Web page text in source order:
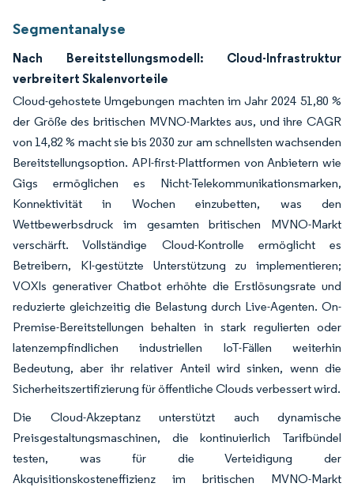
Segmentanalyse
Nach Bereitstellungsmodell: Cloud-Infrastruktur
verbreitert Skalenvorteile
Cloud-gehostete Umgebungen machten im Jahr 2024 51,80 %
der Größe des britischen MVNO-Marktes aus, und ihre CAGR
von 14,82 % macht sie bis 2030 zur am schnellsten wachsenden
Bereitstellungsoption. API-first-Plattformen von Anbietern wie
Gigs ermöglichen es Nicht-Telekommunikationsmarken,
Konnektivität in Wochen einzubetten, was den
Wettbewerbsdruck im gesamten britischen MVNO-Markt
verschärft. Vollständige Cloud-Kontrolle ermöglicht es
Betreibern, KI-gestützte Unterstützung zu implementieren;
VOXIs generativer Chatbot erhöhte die Erstlösungsrate und
reduzierte gleichzeitig die Belastung durch Live-Agenten. On-
Premise-Bereitstellungen behalten in stark regulierten oder
latenzempfindlichen industriellen IoT-Fällen weiterhin
Bedeutung, aber ihr relativer Anteil wird sinken, wenn die
Sicherheitszertifizierung für öffentliche Clouds verbessert wird.
Die Cloud-Akzeptanz unterstützt auch dynamische
Preisgestaltungsmaschinen, die kontinuierlich Tarifbündel
testen, was für die Verteidigung der
Akquisitionskosteneffizienz im britischen MVNO-Markt